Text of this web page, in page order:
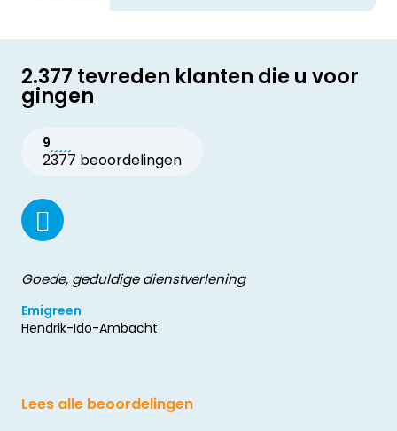
2.377 tevreden klanten die u voor
gingen
9
2377 beoordelingen
Goede, geduldige dienstverlening
Emigreen
Hendrik-Ido-Ambacht
Lees alle beoordelingen